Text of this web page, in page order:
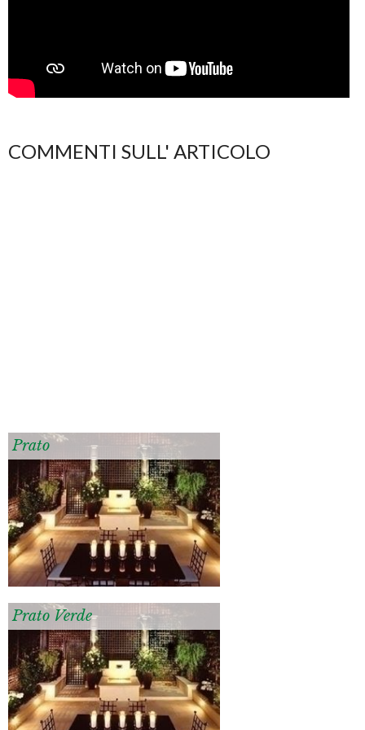
COMMENTI SULL' ARTICOLO
Prato
Prato Verde